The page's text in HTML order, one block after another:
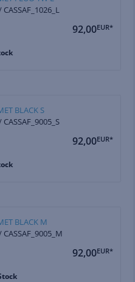
92,00EUR*
BLACK S
92,00EUR*
BLACK M
92,00EUR*